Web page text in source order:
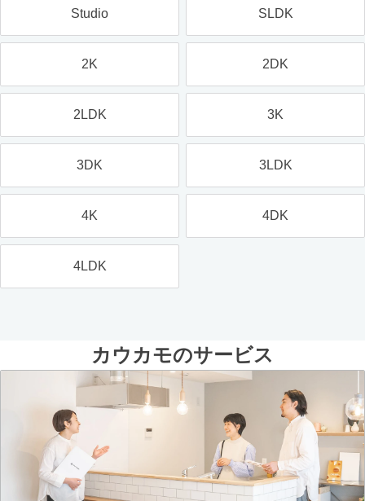
Studio SLDK
2K 2DK
2LDK 3K
3DK 3LDK
4K 4DK
4LDK
カウカモのサービス